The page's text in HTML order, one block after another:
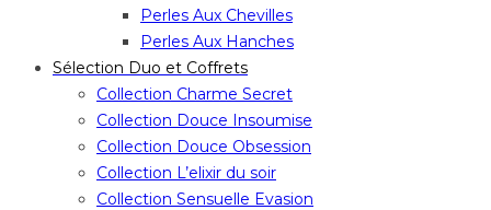
Perles Aux Chevilles
Perles Aux Hanches
Sélection Duo et Coffrets
Collection Charme Secret
Collection Douce Insoumise
Collection Douce Obsession
Collection L’elixir du soir
Collection Sensuelle Evasion